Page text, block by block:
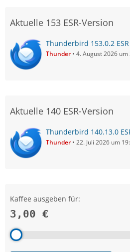
Aktuelle 153 ESR-Version
Thunderbird 153.0.2
Thunder 4. August 2026 um
Aktuelle 140 ESR-Version
Thunderbird 140.13.0
Thunder 22. Juli 2026 um
Kaffee ausgeben für:
3,00 €